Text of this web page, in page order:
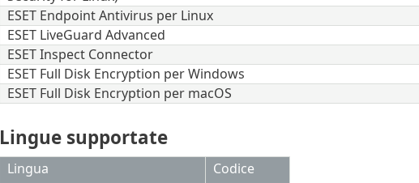
ESET Endpoint Antivirus per Linux
ESET LiveGuard Advanced
ESET Inspect Connector
ESET Full Disk Encryption per Windows
ESET Full Disk Encryption per macOS
Lingue supportate
Lingua
Codice